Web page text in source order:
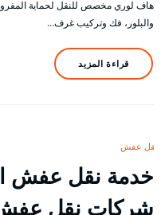
هاف لوري مخصص للنقل لحماية
والبلور، فك وتركيب غرف…
قراءة المزيد
نقل عفش
شركات نقل عفش